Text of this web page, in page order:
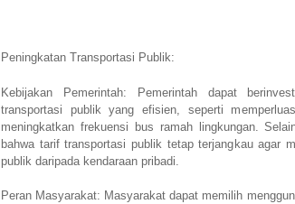
Peningkatan Transportasi Publik:
Kebijakan Pemerintah: Pemerintah dapat
transportasi publik yang efisien, seperti
meningkatkan frekuensi bus ramah lingkungan.
bahwa tarif transportasi publik tetap terjangkau agar
publik daripada kendaraan pribadi.
Peran Masyarakat: Masyarakat dapat memilih